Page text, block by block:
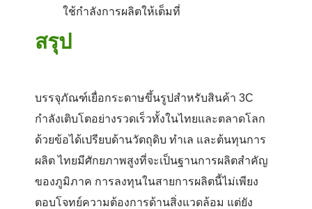
ใช้กำลังการผลิตให้เต็มที่
สรุป
บรรจุภัณฑ์เยื่อกระดาษขึ้นรูปสำหรับสินค้า 3C
กำลังเติบโตอย่างรวดเร็วทั้งในไทยและตลาดโลก
ด้วยข้อได้เปรียบด้านวัตถุดิบ ทำเล และต้นทุนการ
ผลิต ไทยมีศักยภาพสูงที่จะเป็นฐานการผลิตสำคัญ
ของภูมิภาค การลงทุนในสายการผลิตนี้ไม่เพียง
ตอบโจทย์ความต้องการด้านสิ่งแวดล้อม แต่ยัง